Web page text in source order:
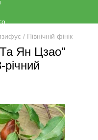
/ Північній фінік
Ян Цзао"
річний